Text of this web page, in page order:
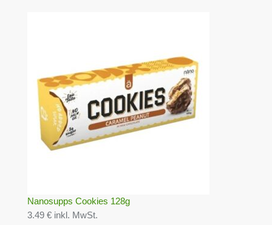
Nanosupps Cookies 128g
3.49 € inkl. MwSt.